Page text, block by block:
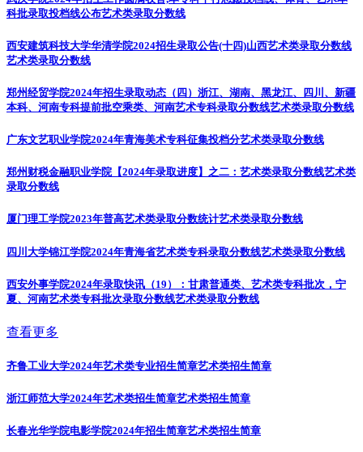
科批录取投档线公布艺术类录取分数线
西安建筑科技大学华清学院2024招生录取公告(十四)山西艺术类录取分数线
艺术类录取分数线
郑州经贸学院2024年招生录取动态（四）浙江、湖南、黑龙江、四川、新疆
本科、河南专科提前批空乘类、河南艺术专科录取分数线艺术类录取分数线
广东文艺职业学院2024年青海美术专科征集投档分艺术类录取分数线
郑州财税金融职业学院【2024年录取进度】之二：艺术类录取分数线艺术类
录取分数线
厦门理工学院2023年普高艺术类录取分数统计艺术类录取分数线
四川大学锦江学院2024年青海省艺术类专科录取分数线艺术类录取分数线
西安外事学院2024年录取快讯（19）：甘肃普通类、艺术类专科批次，宁
夏、河南艺术类专科批次录取分数线艺术类录取分数线
查看更多
齐鲁工业大学2024年艺术类专业招生简章艺术类招生简章
浙江师范大学2024年艺术类招生简章艺术类招生简章
长春光华学院电影学院2024年招生简章艺术类招生简章